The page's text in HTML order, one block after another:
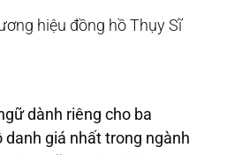
hiệu đồng hồ Thụy Sĩ
dành riêng cho ba
giá nhất trong ngành